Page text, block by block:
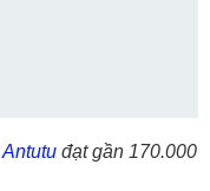
Antutuđạt gần 170.000